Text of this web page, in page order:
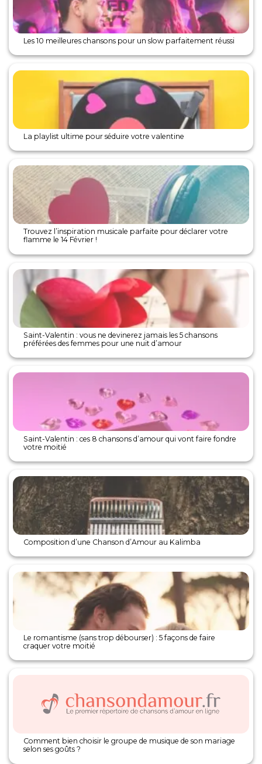
Les 10 meilleures chansons pour un slow parfaitement réussi
La playlist ultime pour séduire votre valentine
Trouvez l’inspiration musicale parfaite pour déclarer votre
flamme le 14 Février !
Saint-Valentin : vous ne devinerez jamais les 5 chansons
préférées des femmes pour une nuit d’amour
Saint-Valentin : ces 8 chansons d’amour qui vont faire fondre
votre moitié
Composition d’une Chanson d’Amour au Kalimba
Le romantisme (sans trop débourser) : 5 façons de faire
craquer votre moitié
Comment bien choisir le groupe de musique de son mariage
selon ses goûts ?